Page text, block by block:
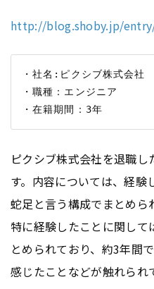
http://blog.shoby.jp/
・社名:ピクシブ株式会社
・職種：エンジニア
ピクシブ株式会社を退職
す。内容については、経験
蛇足と言う構成でまとめら
特に経験したことに関して
とめられており、約3年間
感じたことなどが触れられ